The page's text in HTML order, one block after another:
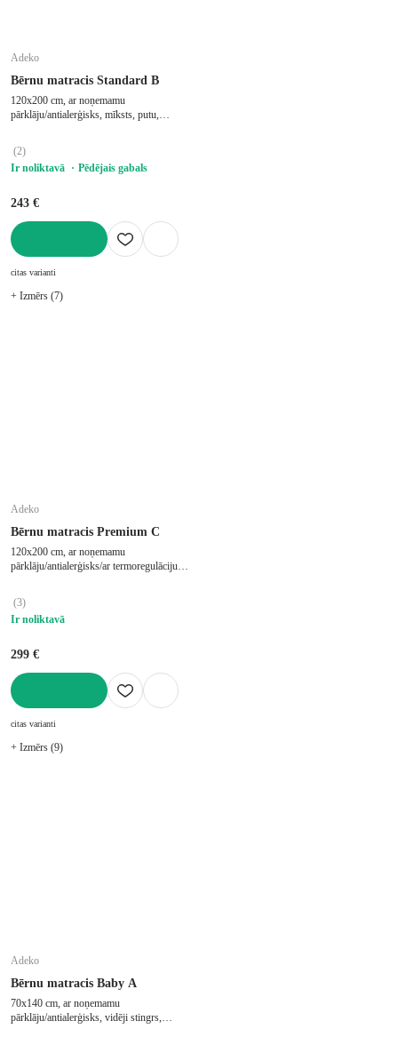
Adeko
Bērnu matracis Standard B
120x200 cm, ar noņemamu
pārklāju/antialerģisks, mīksts, putu,
(2)
Ir noliktavā
Pēdējais gabals
243 €
citas varianti
+ Izmērs (7)
Adeko
Bērnu matracis Premium C
120x200 cm, ar noņemamu
pārklāju/antialerģisks/ar termoregulāciju,
(3)
Ir noliktavā
299 €
citas varianti
+ Izmērs (9)
Adeko
Bērnu matracis Baby A
70x140 cm, ar noņemamu
pārklāju/antialerģisks, vidēji stingrs,